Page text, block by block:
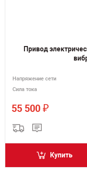
Привод
Напряжение сети
Сила тока
55 500 ₽
Купить